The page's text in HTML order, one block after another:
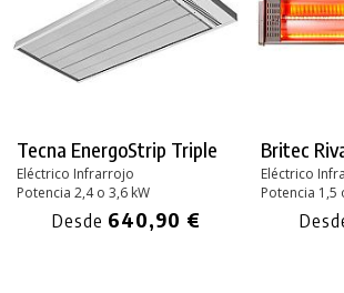
Tecna EnergoStrip Triple
Eléctrico Infrarrojo
Potencia 2,4 o 3,6 kW
Desde 640,90 €
Britec
Eléctrico
Potencia 1,5